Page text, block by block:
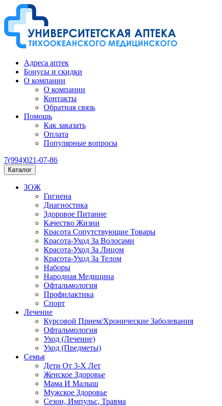
Адреса аптек
Бонусы и скидки
О компании
О компании
Контакты
Обратная связь
Помощь
Как заказать
Оплата
Популярные вопросы
7(994)021-07-86
Каталог
ЗОЖ
Гигиена
Диагностика
Здоровое Питание
Качество Жизни
Красота Сопутствующие Товары
Красота-Уход За Волосами
Красота-Уход За Лицом
Красота-Уход За Телом
Наборы
Народная Медицина
Офтальмология
Профилактика
Спорт
Лечение
Курсовой Прием/Хронические Заболевания
Офтальмология
Уход (Лечение)
Уход (Предметы)
Семья
Дети От 3-Х Лет
Женское Здоровье
Мама И Малыш
Мужское Здоровье
Сезон, Импульс, Травма